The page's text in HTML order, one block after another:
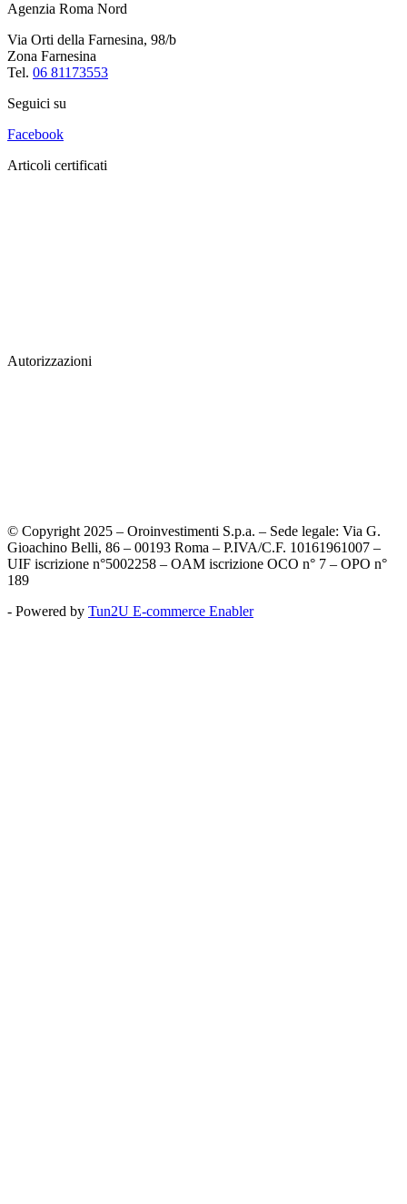
Agenzia Roma Nord
Via Orti della Farnesina, 98/b
Zona Farnesina
Tel. 06 81173553
Seguici su
Facebook
Articoli certificati
Autorizzazioni
© Copyright 2025 – Oroinvestimenti S.p.a. – Sede legale: Via G.
Gioachino Belli, 86 – 00193 Roma – P.IVA/C.F. 10161961007 –
UIF iscrizione n°5002258 – OAM iscrizione OCO n° 7 – OPO n°
189
- Powered by Tun2U E-commerce Enabler